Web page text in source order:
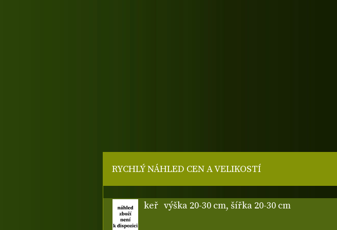
RYCHLÝ NÁHLED CEN A VELIKOSTÍ
keř výška 20-30 cm, šířka 20-30 cm